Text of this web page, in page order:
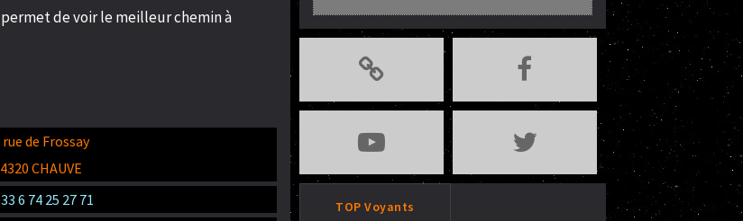
de voir le meilleur chemin à
rue de Frossay
CHAUVE
6 74 25 27 71
TOP Voyants